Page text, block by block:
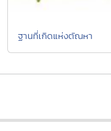
ฐานที่เกิดแห่งตัณหา